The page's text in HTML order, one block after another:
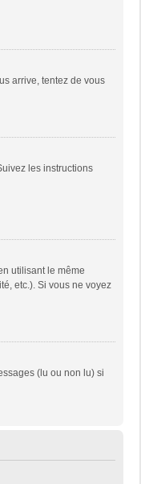
arrive, tentez de vous
les instructions
utilisant le même
etc.). Si vous ne voyez
(lu ou non lu) si